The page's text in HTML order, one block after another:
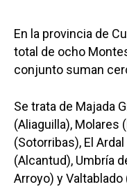
En la provincia de
total de ocho
conjunto suman
Se trata de Majada
(Aliaguilla), Molares
(Sotorribas), El
(Alcantud), Umbría
Arroyo) y